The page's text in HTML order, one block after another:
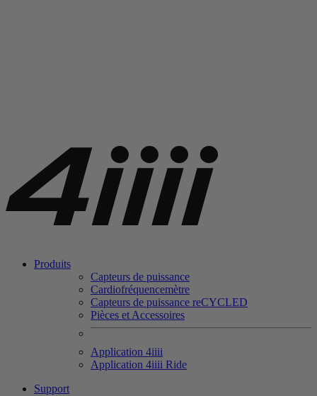
Produits
Capteurs de puissance
Cardiofréquencemètre
Capteurs de puissance reCYCLED
Pièces et Accessoires
Application 4iiii
Application 4iiii Ride
Support